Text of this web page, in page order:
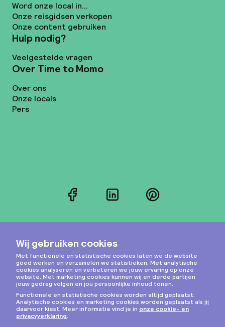
Word onze local in...
Onze reisgidsen verkopen
Onze content gebruiken
Hulp nodig?
Veelgestelde vragen
Over Time to Momo
Over ons
Onze locals
Pers
FacebookLinkedInPinterest
Instagram